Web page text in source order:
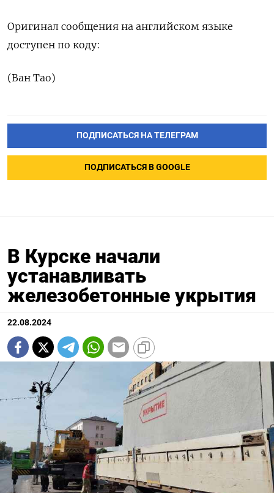
Оригинал сообщения на английском языке
доступен по коду:
(Ван Тао)
ПОДПИСАТЬСЯ НА ТЕЛЕГРАМ
ПОДПИСАТЬСЯ В GOOGLE
В Курске начали
устанавливать
железобетонные укрытия
22.08.2024